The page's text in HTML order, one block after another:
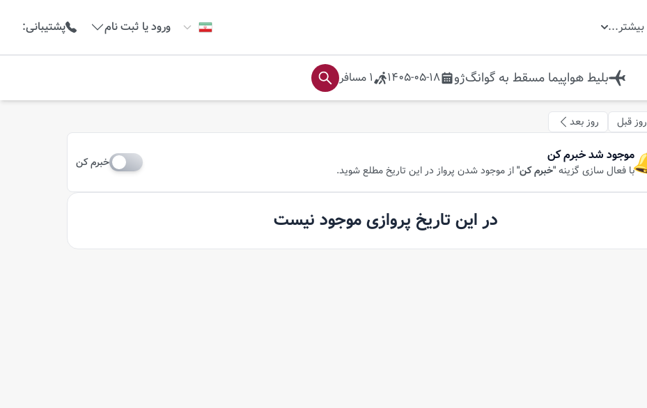
بیشتر... ورود یا ثبت نام پشتیبانی:
بلیط هواپیما مسقط به گوانگ‌ژو 1405-05-18
1 مسافر
روز قبل روز بعد
موجود شد خبرم کن
با فعال سازی گزینه"خبرم کن"از موجود شدن پرواز در این تاریخ مطلع شوید.
خبرم کن
در این تاریخ پروازی موجود نیست